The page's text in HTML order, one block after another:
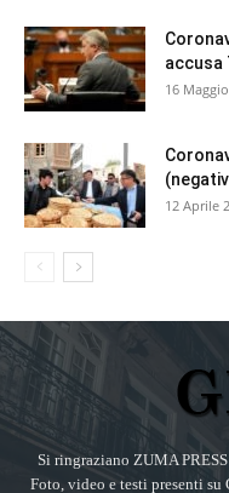
accusa
16
12 Aprile
Si ringraziano ZUMA
Foto, video e testi presenti